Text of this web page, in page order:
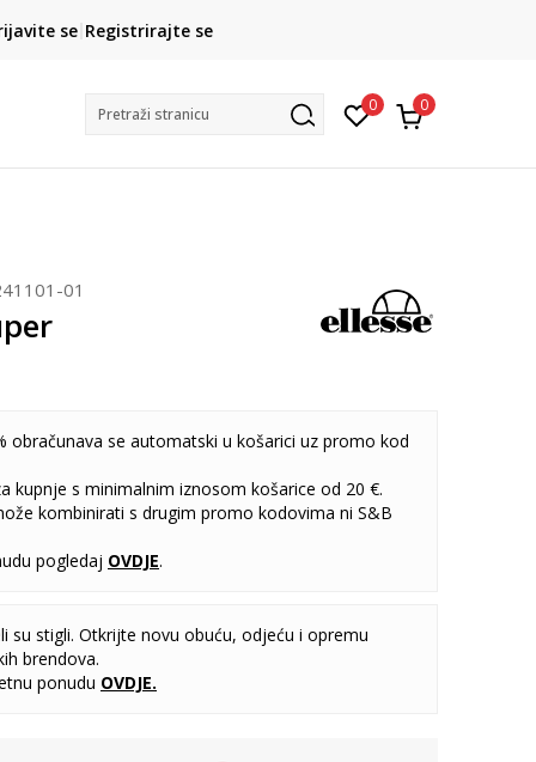
CLICK& COLLECT
besplatno preuzimanje u trgovini
se Registrirajte se
Pretraži stranicu 0 0
01
obračunava se automatski u košarici uz promo kod
kupnje s minimalnim iznosom košarice od 20 €.
kombinirati s drugim promo kodovima ni S&B
pogledaj OVDJE.
su stigli. Otkrijte novu obuću, odjeću i opremu
brendova.
ponudu OVDJE.